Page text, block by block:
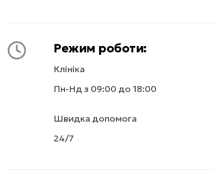
Режим роботи:
Клініка
Пн-Нд з 09:00 до 18:00
Швидка допомога
24/7